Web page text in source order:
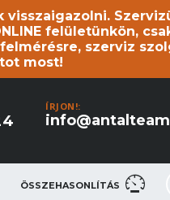
visszaigazolni.
felületünkön,
szerviz
most!
ÍRJON!:
ÖSSZEHASONLÍTÁS